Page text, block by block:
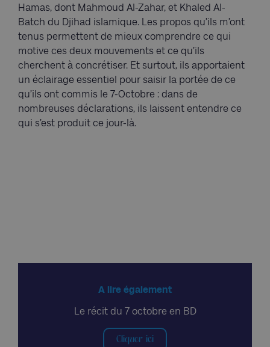
Hamas, dont Mahmoud Al-Zahar, et Khaled Al-
Batch du Djihad islamique. Les propos qu’ils m’ont
tenus permettent de mieux comprendre ce qui
motive ces deux mouvements et ce qu’ils
cherchent à concrétiser. Et surtout, ils apportaient
un éclairage essentiel pour saisir la portée de ce
qu’ils ont commis le 7-Octobre : dans de
nombreuses déclarations, ils laissent entendre ce
qui s’est produit ce jour-là.
A lire également
Le récit du 7 octobre en BD
Cliquer ici